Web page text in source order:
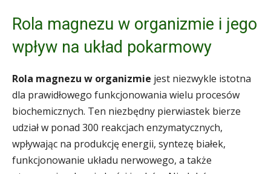
Rola magnezu w organizmie i jego
wpływ na układ pokarmowy
Rola magnezu w organizmie jest niezwykle istotna
dla prawidłowego funkcjonowania wielu procesów
biochemicznych. Ten niezbędny pierwiastek bierze
udział w ponad 300 reakcjach enzymatycznych,
wpływając na produkcję energii, syntezę białek,
funkcjonowanie układu nerwowego, a także